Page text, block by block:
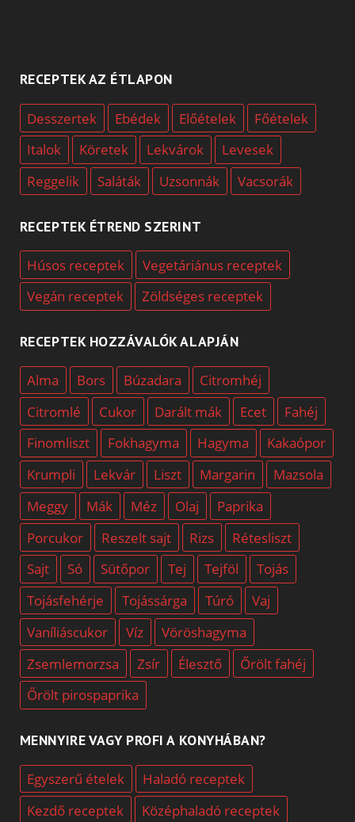
RECEPTEK AZ ÉTLAPON
Desszertek Ebédek Előételek
Főételek
Italok
Köretek Lekvárok
Levesek
Reggelik
Saláták Uzsonnák Vacsorák
RECEPTEK ÉTREND SZERINT
Húsos receptek
Vegetáriánus receptek
Vegán receptek
Zöldséges receptek
RECEPTEK HOZZÁVALÓK ALAPJÁN
Alma Bors Búzadara
Citromhéj
Citromlé
Cukor Darált mák Ecet
Fahéj
Finomliszt
Fokhagyma Hagyma
Kakaópor
Krumpli
Lekvár Liszt Margarin
Mazsola
Meggy
Mák Méz Olaj
Paprika
Porcukor
Reszelt sajt Rizs
Rétesliszt
Sajt
Só Sütőpor Tej Tejföl
Tojás
Tojásfehérje
Tojássárga Túró
Vaj
Vaníliáscukor
Víz
Vöröshagyma
Zsemlemorzsa
Zsír Élesztő
Őrölt fahéj
Őrölt pirospaprika
MENNYIRE VAGY PROFI A KONYHÁBAN?
Egyszerű ételek
Haladó receptek
Kezdő receptek
Középhaladó receptek